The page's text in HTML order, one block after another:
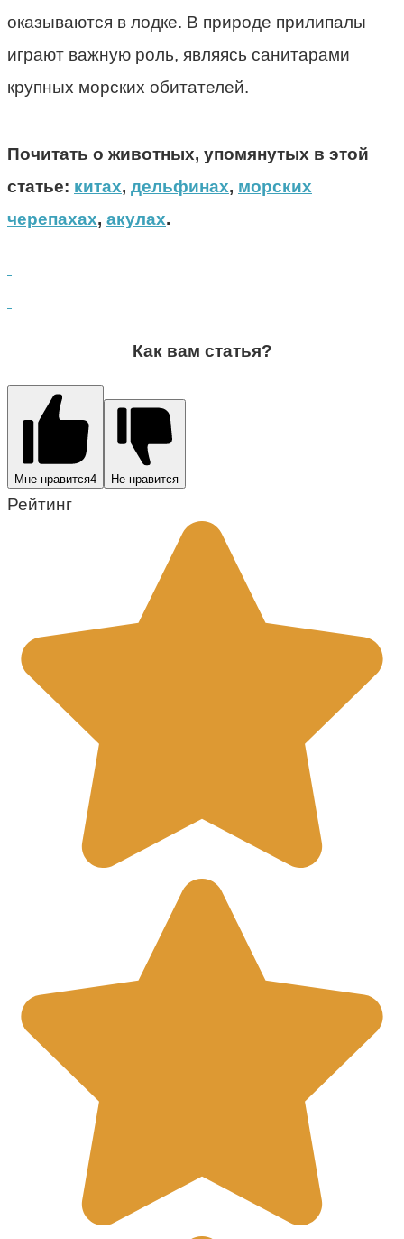
оказываются в лодке. В природе прилипалы
играют важную роль, являясь санитарами
крупных морских обитателей.
Почитать о животных, упомянутых в этой
статье: китах, дельфинах, морских
черепахах, акулах.
Как вам статья?
Мне нравится4 Не нравится
Рейтинг